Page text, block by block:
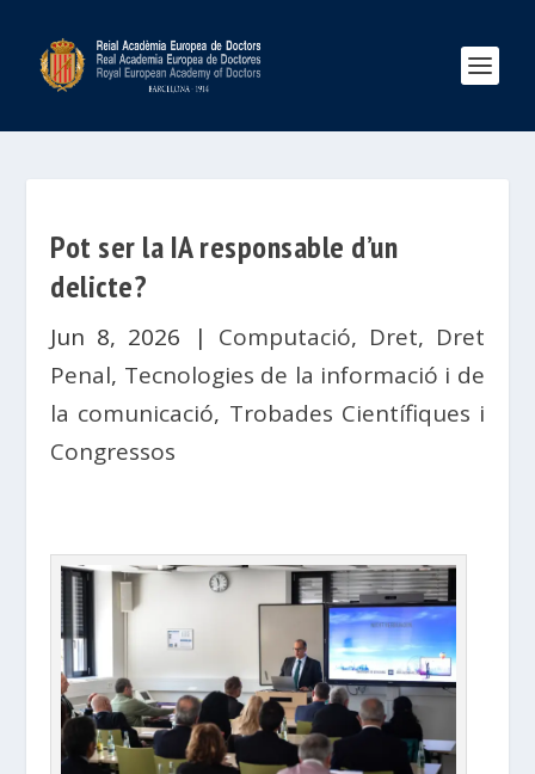
Pot ser la IA responsable d’un
delicte?
Jun 8, 2026 | Computació, Dret, Dret
Penal, Tecnologies de la informació i de
la comunicació, Trobades Científiques i
Congressos